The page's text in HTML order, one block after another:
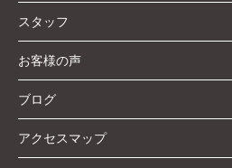
スタッフ
お客様の声
ブログ
アクセスマップ